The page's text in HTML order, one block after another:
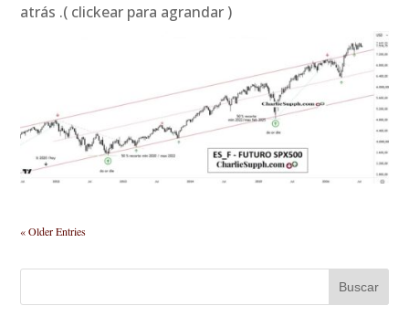
atrás .( clickear para agrandar )
« Older Entries